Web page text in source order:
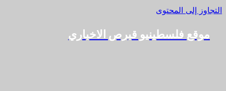
التجاوز إلى المحتوى
موقع فلسطينيو قبرص الاخباري